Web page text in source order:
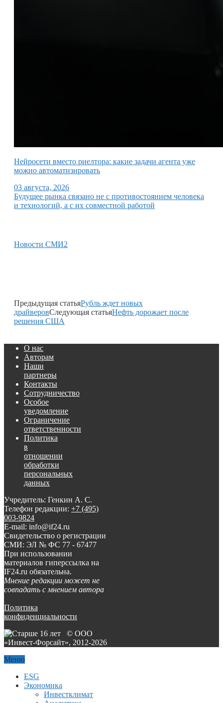
Нейросети вместо риелтора: какие задачи агента уже
можно автоматизировать
03 августа, 2026
Будущее рынка связано не с противостоянием человека
и технологий, а с их совместной работой
Новости СМИ2
Предыдущая статьяРубль ждет новых
драйверовСледующая статьяНефть дорожает после
решения США
О нас
Авторам
Наши
партнеры
Контакты
Сотрудничество
Особое
уведомление
Ограничение
ответственности
Политика
в
отношении
обработки
персональных
данных
Учредитель: Генкин А. С.
Телефон редакции: +7 (495)
003-9824
E-mail: info@if24.ru
Свидетельство о регистрации
СМИ: ЭЛ № ФС 77 - 67477
При использовании
материалов гиперссылка на
IF24.ru обязательна.
Мнение редакции может не
совпадать с мнением автора
Политика
конфиденциальности
© ООО
«Инвест-Форсайт», 2012-2026
Меню
ESG
Экономика
Инвестклимат